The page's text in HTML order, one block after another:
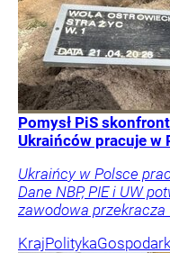
Pomysł PiS
Ukraińców pracuje w
Ukraińcy w Polsce
Dane NBP, PIE i UW
zawodowa przekracza
KrajPolityka